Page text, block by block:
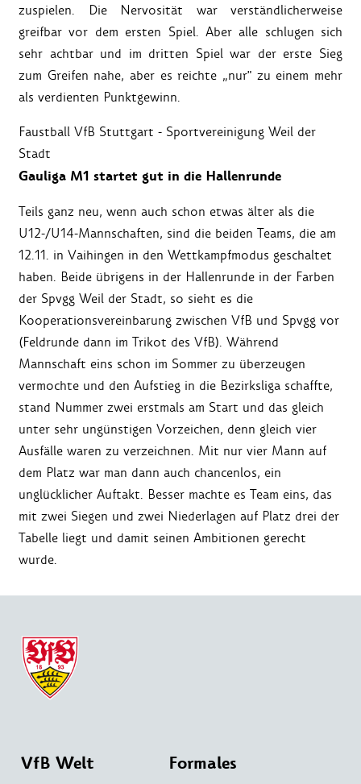
zuspielen. Die Nervosität war verständlicherweise
greifbar vor dem ersten Spiel. Aber alle schlugen sich
sehr achtbar und im dritten Spiel war der erste Sieg
zum Greifen nahe, aber es reichte „nur" zu einem mehr
als verdienten Punktgewinn.
Faustball VfB Stuttgart - Sportvereinigung Weil der
Stadt
Gauliga M1 startet gut in die Hallenrunde
Teils ganz neu, wenn auch schon etwas älter als die
U12-/U14-Mannschaften, sind die beiden Teams, die am
12.11. in Vaihingen in den Wettkampfmodus geschaltet
haben. Beide übrigens in der Hallenrunde in der Farben
der Spvgg Weil der Stadt, so sieht es die
Kooperationsvereinbarung zwischen VfB und Spvgg vor
(Feldrunde dann im Trikot des VfB). Während
Mannschaft eins schon im Sommer zu überzeugen
vermochte und den Aufstieg in die Bezirksliga schaffte,
stand Nummer zwei erstmals am Start und das gleich
unter sehr ungünstigen Vorzeichen, denn gleich vier
Ausfälle waren zu verzeichnen. Mit nur vier Mann auf
dem Platz war man dann auch chancenlos, ein
unglücklicher Auftakt. Besser machte es Team eins, das
mit zwei Siegen und zwei Niederlagen auf Platz drei der
Tabelle liegt und damit seinen Ambitionen gerecht
wurde.
VfB Welt Formales